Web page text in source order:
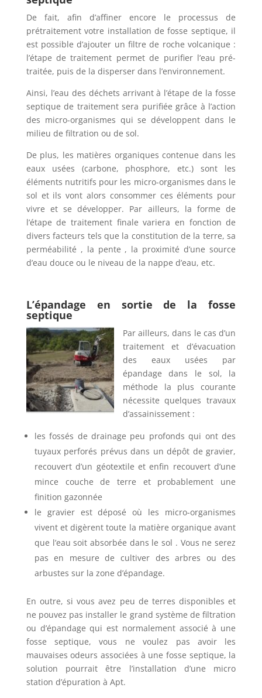
De fait, afin d’affiner encore le processus de
prétraitement votre installation de fosse septique, il
est possible d’ajouter un filtre de roche volcanique :
l’étape de traitement permet de purifier l’eau pré-
traitée, puis de la disperser dans l’environnement.
Ainsi, l’eau des déchets arrivant à l’étape de la fosse
septique de traitement sera purifiée grâce à l’action
des micro-organismes qui se développent dans le
milieu de filtration ou de sol.
De plus, les matières organiques contenue dans les
eaux usées (carbone, phosphore, etc.) sont les
éléments nutritifs pour les micro-organismes dans le
sol et ils vont alors consommer ces éléments pour
vivre et se développer. Par ailleurs, la forme de
l’étape de traitement finale variera en fonction de
divers facteurs tels que la constitution de la terre, sa
perméabilité , la pente , la proximité d’une source
d’eau douce ou le niveau de la nappe d’eau, etc.
L’épandage en sortie de la fosse
septique
Par ailleurs, dans le cas d’un
traitement et d’évacuation
des eaux usées par
épandage dans le sol, la
méthode la plus courante
nécessite quelques travaux
d’assainissement :
les fossés de drainage peu profonds qui ont des
tuyaux perforés prévus dans un dépôt de gravier,
recouvert d’un géotextile et enfin recouvert d’une
mince couche de terre et probablement une
finition gazonnée
le gravier est déposé où les micro-organismes
vivent et digèrent toute la matière organique avant
que l’eau soit absorbée dans le sol . Vous ne serez
pas en mesure de cultiver des arbres ou des
arbustes sur la zone d’épandage.
En outre, si vous avez peu de terres disponibles et
ne pouvez pas installer le grand système de filtration
ou d’épandage qui est normalement associé à une
fosse septique, vous ne voulez pas avoir les
mauvaises odeurs associées à une fosse septique, la
solution pourrait être l’installation d’une micro
station d’épuration à Apt.